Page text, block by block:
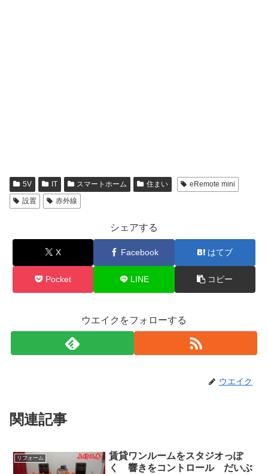
5V IT スマートホーム 住まい
eRemote mini
設置
赤外線
シェアする
X Facebook はてブ
Pocket LINE コピー
ウエイクをフォローする
ウエイク
関連記事
リフォーム
賃貸ワンルームをスタジオっぽ
く 響きをコントロール だいぶ